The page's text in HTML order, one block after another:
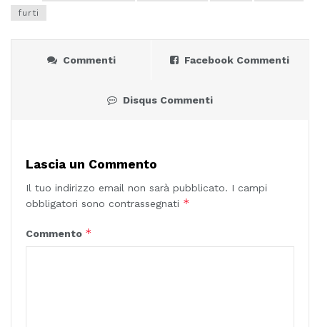
furti
Commenti Facebook Commenti
Disqus Commenti
Lascia un Commento
Il tuo indirizzo email non sarà pubblicato. I campi
obbligatori sono contrassegnati *
Commento *